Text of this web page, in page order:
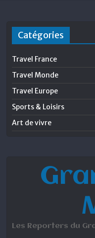
Catégories
Travel France
Travel Monde
Travel Europe
Sports & Loisirs
Art de vivre
Les Reporters du